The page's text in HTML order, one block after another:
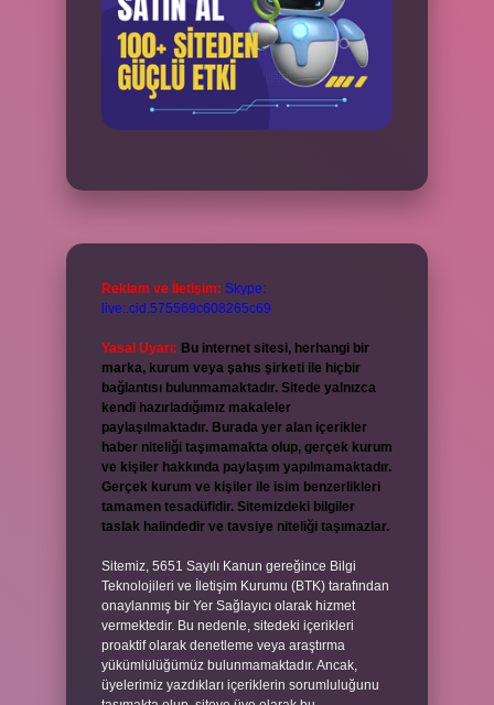
Reklam ve İletişim: Skype:
live:.cid.575569c608265c69
Yasal Uyarı: Bu internet sitesi, herhangi bir
marka, kurum veya şahıs şirketi ile hiçbir
bağlantısı bulunmamaktadır. Sitede yalnızca
kendi hazırladığımız makaleler
paylaşılmaktadır. Burada yer alan içerikler
haber niteliği taşımamakta olup, gerçek kurum
ve kişiler hakkında paylaşım yapılmamaktadır.
Gerçek kurum ve kişiler ile isim benzerlikleri
tamamen tesadüfidir. Sitemizdeki bilgiler
taslak halindedir ve tavsiye niteliği taşımazlar.
Sitemiz, 5651 Sayılı Kanun gereğince Bilgi
Teknolojileri ve İletişim Kurumu (BTK) tarafından
onaylanmış bir Yer Sağlayıcı olarak hizmet
vermektedir. Bu nedenle, sitedeki içerikleri
proaktif olarak denetleme veya araştırma
yükümlülüğümüz bulunmamaktadır. Ancak,
üyelerimiz yazdıkları içeriklerin sorumluluğunu